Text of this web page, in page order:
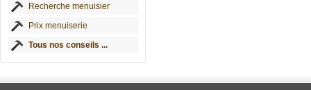
Recherche menuisier
Prix menuiserie
Tous nos conseils ...